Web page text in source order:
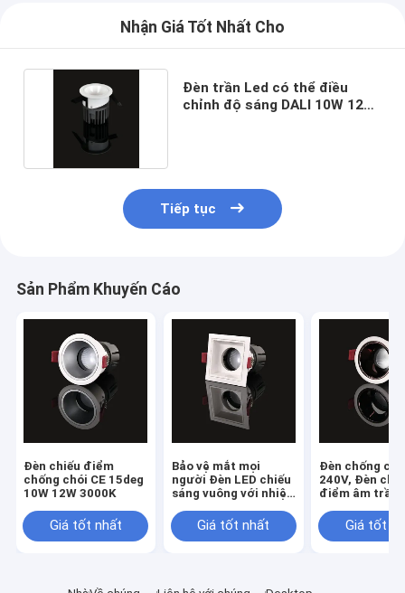
Nhận Giá Tốt Nhất Cho
Đèn trần Led có thể điều
chỉnh độ sáng DALI 10W 12W
Tiếp tục
Sản Phẩm Khuyến Cáo
Đèn chiếu điểm
chống chói CE 15deg
10W 12W 3000K
Giá tốt nhất
Bảo vệ mắt mọi
người Đèn LED chiếu
sáng vuông với nhiệt
Giá tốt nhất
Đèn chống
240V, Đèn
điểm âm trần
Giá tốt